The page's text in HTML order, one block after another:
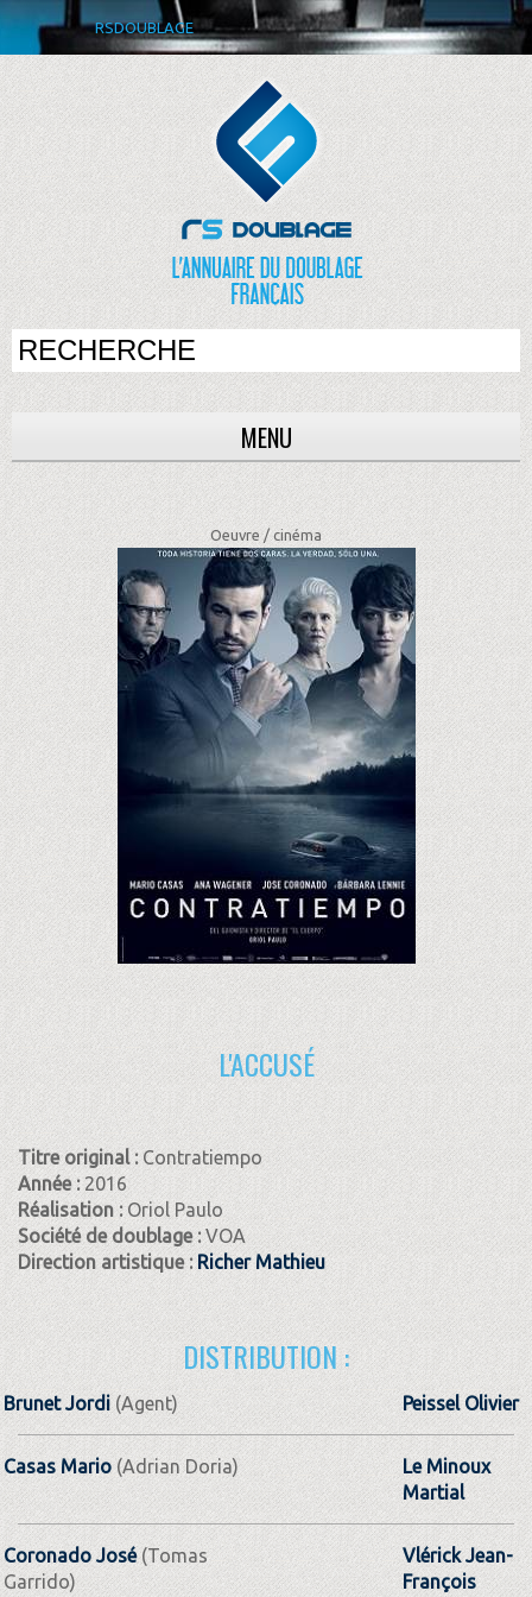
RSDOUBLAGE
MENU
Oeuvre /cinéma
L'ACCUSÉ
Titre original : Contratiempo
Année : 2016
Réalisation :Oriol Paulo
Société de doublage :VOA
Direction artistique : Richer Mathieu
DISTRIBUTION :
Brunet Jordi(Agent) Peissel Olivier
Casas Mario(Adrian Doria)
Le Minoux
Martial
Coronado José(Tomas
Garrido)
Vlérick Jean-
François